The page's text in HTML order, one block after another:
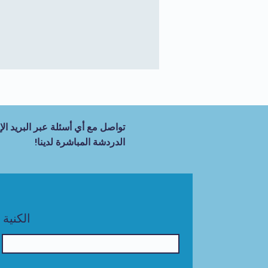
تواصل مع أي أسئلة عبر البريد
الدردشة المباشرة لدينا!
الكنية